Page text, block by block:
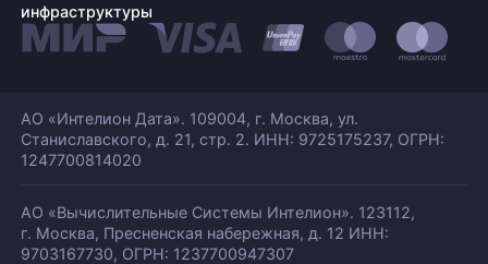
инфраструктуры
АО «Интелион Дата». 109004, г. Москва, ул.
Станиславского, д. 21, стр. 2. ИНН: 9725175237, ОГРН:
1247700814020
АО «Вычислительные Системы Интелион». 123112,
г. Москва, Пресненская набережная, д. 12 ИНН:
9703167730, ОГРН: 1237700947307